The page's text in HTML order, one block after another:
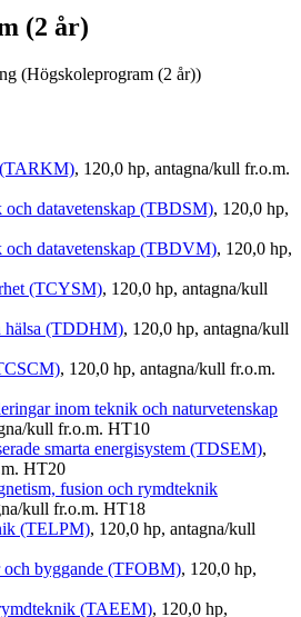
(2 år)
(Högskoleprogram (2 år))
(TARKM), 120,0 hp, antagna/kull fr.o.m.
och datavetenskap (TBDSM), 120,0 hp,
och datavetenskap (TBDVM), 120,0 hp,
(TCYSM), 120,0 hp, antagna/kull
hälsa (TDDHM), 120,0 hp, antagna/kull
, 120,0 hp, antagna/kull fr.o.m.
inom teknik och naturvetenskap
kull fr.o.m. HT10
smarta energisystem (TDSEM),
HT20
fusion och rymdteknik
kull fr.o.m. HT18
(TELPM), 120,0 hp, antagna/kull
och byggande (TFOBM), 120,0 hp,
(TAEEM), 120,0 hp,